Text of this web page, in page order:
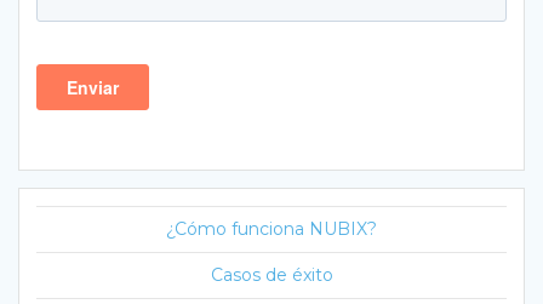
¿Cómo funciona NUBIX?
Casos de éxito